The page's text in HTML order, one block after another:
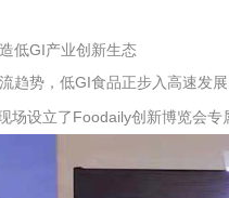
低GI产业创新生态
趋势，低GI食品正步入高速发
场设立了Foodaily创新博览会